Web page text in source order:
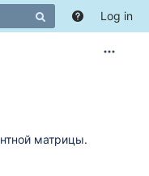
Log in
матрицы.